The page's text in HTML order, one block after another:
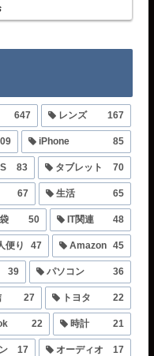
647 レンズ 167
iPhone 85
83 タブレット 70
67 生活 65
50 IT関連 48
便り 47 Amazon 45
39 パソコン 36
27 トヨタ 22
22 時計 21
17 オーディオ 17